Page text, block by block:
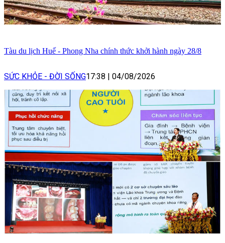
Tàu du lịch Huế - Phong Nha chính thức khởi hành ngày 28/8
SỨC KHỎE - ĐỜI SỐNG17:38 04/08/2026